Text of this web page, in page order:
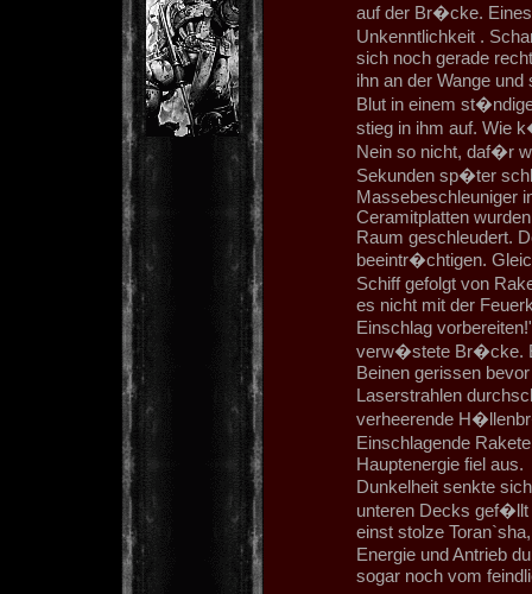
auf der Br�cke. Eines
Unkenntlichkeit .
sich noch gerade
ihn an der Wange
Blut in einem
stieg in ihm auf. Wie
Nein so nicht, daf�r
Sekunden sp�ter
Massebeschleuniger
Ceramitplatten
Raum geschleudert.
beeintr�chtigen.
Schiff gefolgt von
es nicht mit der
Einschlag
verw�stete Br�cke.
Beinen gerissen
Laserstrahlen
verheerende
Einschlagende
Hauptenergie fiel aus.
Dunkelheit senkte
unteren Decks gef�llt
einst stolze
Energie und Antrieb
sogar noch vom